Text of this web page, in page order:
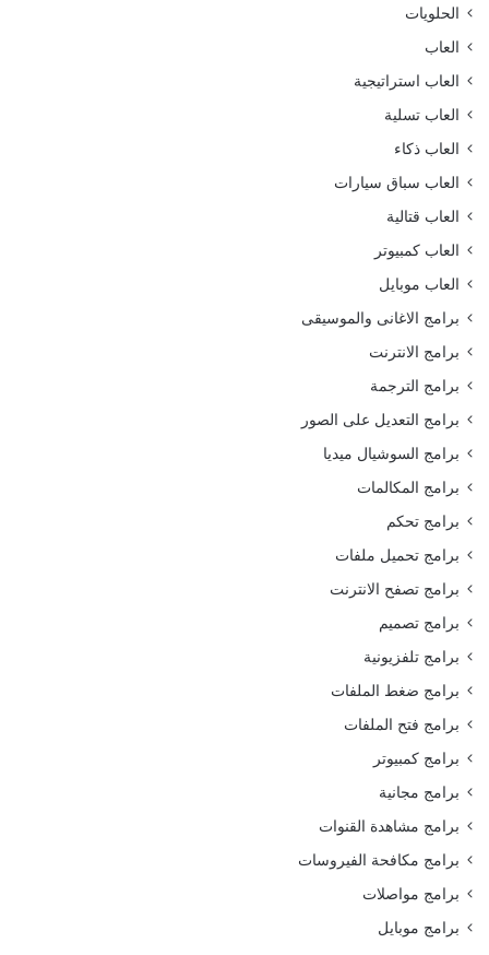
الحلويات
العاب
العاب استراتيجية
العاب تسلية
العاب ذكاء
العاب سباق سيارات
العاب قتالية
العاب كمبيوتر
العاب موبايل
برامج الاغانى والموسيقى
برامج الانترنت
برامج الترجمة
برامج التعديل على الصور
برامج السوشيال ميديا
برامج المكالمات
برامج تحكم
برامج تحميل ملفات
برامج تصفح الانترنت
برامج تصميم
برامج تلفزيونية
برامج ضغط الملفات
برامج فتح الملفات
برامج كمبيوتر
برامج مجانية
برامج مشاهدة القنوات
برامج مكافحة الفيروسات
برامج مواصلات
برامج موبايل